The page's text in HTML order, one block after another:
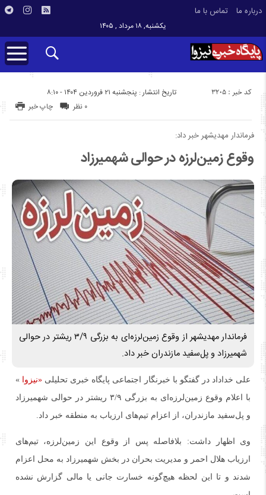
درباره ما تماس با ما
یکشنبه, ۱۸ مرداد , ۱۴۰۵
تاریخ انتشار : پنجشنبه ۲۱ فروردین ۱۴۰۴ - ۸:۱۰ کد خبر : 3205
چاپ خبر ۰ نظر
فرماندار مهدیشهر خبر داد:
وقوع زمین‌لرزه در حوالی شهمیرزاد
فرماندار مهدیشهر از وقوع زمین‌لرزه‌ای به بزرگی ۳/۹ ریشتر در حوالی
شهمیرزاد و پل‌سفید مازندران خبر داد.
علی خداداد در گفتگو با خبرنگار اجتماعی پایگاه خبری تحلیلی«نیزوا »
با اعلام وقوع زمین‌لرزه‌ای به بزرگی ۳/۹ ریشتر در حوالی شهمیرزاد
و پل‌سفید مازندران، از اعزام تیم‌های ارزیاب به منطقه خبر داد.
وی اظهار داشت: بلافاصله پس از وقوع این زمین‌لرزه، تیم‌های
ارزیاب هلال احمر و مدیریت بحران در بخش شهمیرزاد به محل اعزام
شدند و تا این لحظه هیچ‌گونه خسارت جانی یا مالی گزارش نشده